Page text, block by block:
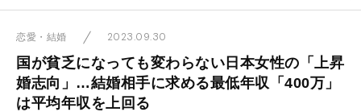
恋愛・結婚 2023.09.30
国が貧乏になっても変わらない日本女性の「上昇
婚志向」…結婚相手に求める最低年収「400万」
は平均年収を上回る